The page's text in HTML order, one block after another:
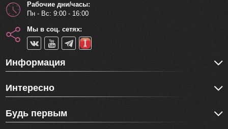
Рабочие дни/часы:
Пн - Вс: 9:00 - 16:00
Мы в соц. сетях:
Информация
Интересно
Будь первым